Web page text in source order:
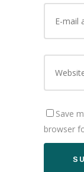
Save
browser